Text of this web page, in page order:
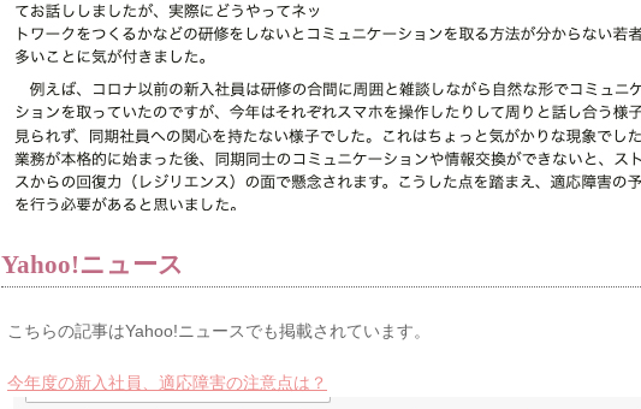
Yahoo!ニュース
こちらの記事はYahoo!ニュースでも掲載されています。
今年度の新入社員、適応障害の注意点は？